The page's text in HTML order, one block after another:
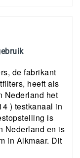
de fabrikant
heeft als
Nederland het
) testkanaal in
is
Nederland en is
in Alkmaar. Dit